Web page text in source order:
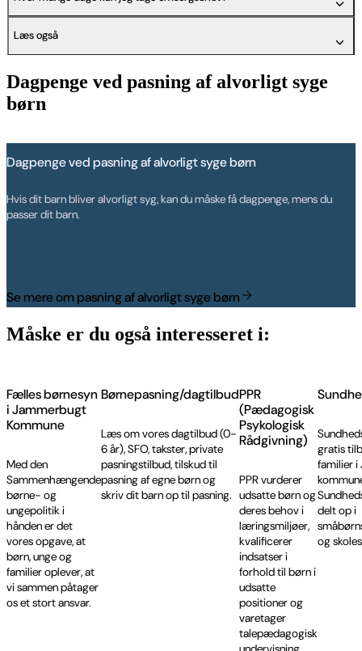
Læs også
Dagpenge ved pasning af alvorligt syge
børn
Dagpenge ved pasning af alvorligt syge børn
Hvis dit barn bliver alvorligt syg, kan du måske få dagpenge, mens du
passer dit barn.
Se mere om pasning af alvorligt syge børn
Måske er du også interesseret i:
Fælles børnesyn
i Jammerbugt
Kommune
Med den
Sammenhængende
børne- og
ungepolitik i
hånden er det
vores opgave, at
børn, unge og
familier oplever, at
vi sammen påtager
os et stort ansvar.
Børnepasning/dagtilbud
Læs om vores dagtilbud (0-
6 år), SFO, takster, private
pasningstilbud, tilskud til
pasning af egne børn og
skriv dit barn op til pasning.
PPR
(Pædagogisk
Psykologisk
Rådgivning)
PPR vurderer
udsatte børn og
deres behov i
læringsmiljøer,
kvalificerer
indsatser i
forhold til børn i
udsatte
positioner og
varetager
talepædagogisk
gratis
familier i
delt op i
og